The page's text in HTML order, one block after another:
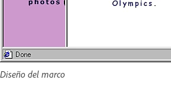
Diseño del marco